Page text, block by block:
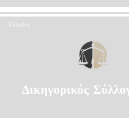
Είσοδος
Δικηγορικός